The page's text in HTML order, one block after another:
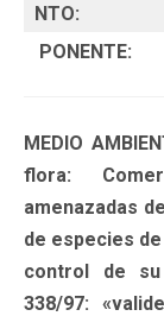
NTO:
PONENTE:
MEDIO
flora:
amenazadas
de especies
control de su
338/97: